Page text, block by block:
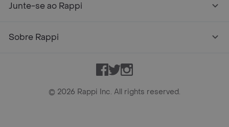
Junte-se ao Rappi
Sobre Rappi
Facebook
TwitterInstagram
© 2026 Rappi Inc. All rights reserved.